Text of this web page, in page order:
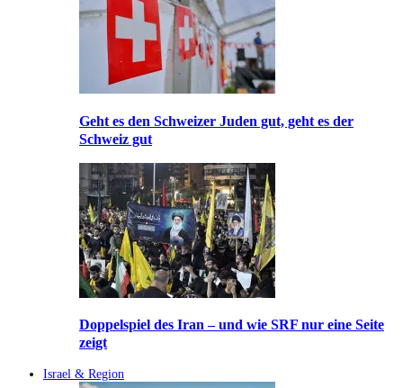
Geht es den Schweizer Juden gut, geht es der
Schweiz gut
Doppelspiel des Iran – und wie SRF nur eine Seite
zeigt
Israel & Region